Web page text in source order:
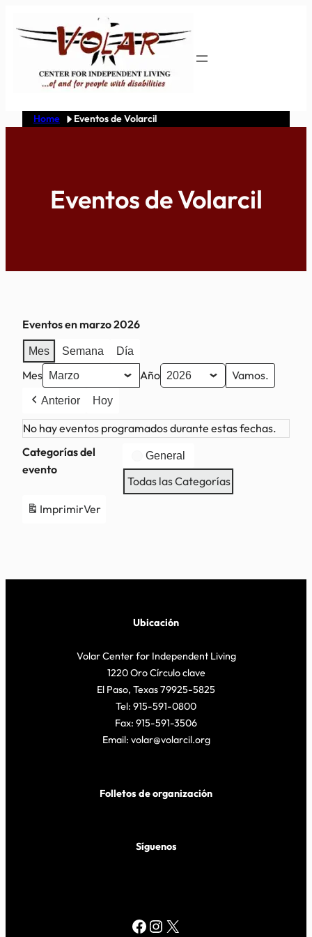
Home Eventos de Volarcil
Eventos de Volarcil
Eventos en marzo 2026
Mes Semana Día
Mes Año
Anterior Hoy
No hay eventos programados durante estas fechas.
Categorías del
evento
General
Todas las Categorías
ImprimirVer
Ubicación
Volar Center for Independent Living
1220 Oro Círculo clave
El Paso, Texas 79925-5825
Tel: 915-591-0800
Fax: 915-591-3506
Email: volar@volarcil.org
Folletos de organización
Síguenos
Facebook Instagram X